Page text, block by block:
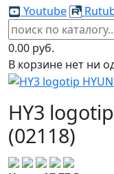
Youtube
0.00 руб.
В корзине нет ни
HY3
(02118)